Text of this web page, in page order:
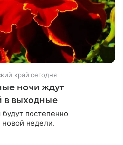
край сегодня
ночи ждут
в выходные
постепенно
недели.